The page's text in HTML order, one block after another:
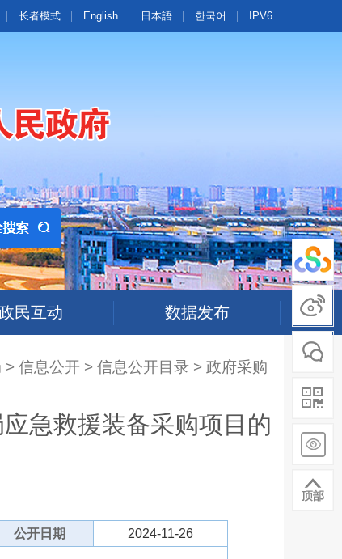
长者模式 English 日本語 한국어 IPV6
民互动 数据发布
> 信息公开 > 信息公开目录 > 政府采购
急救援装备采购项目的
公开日期
2024-11-26